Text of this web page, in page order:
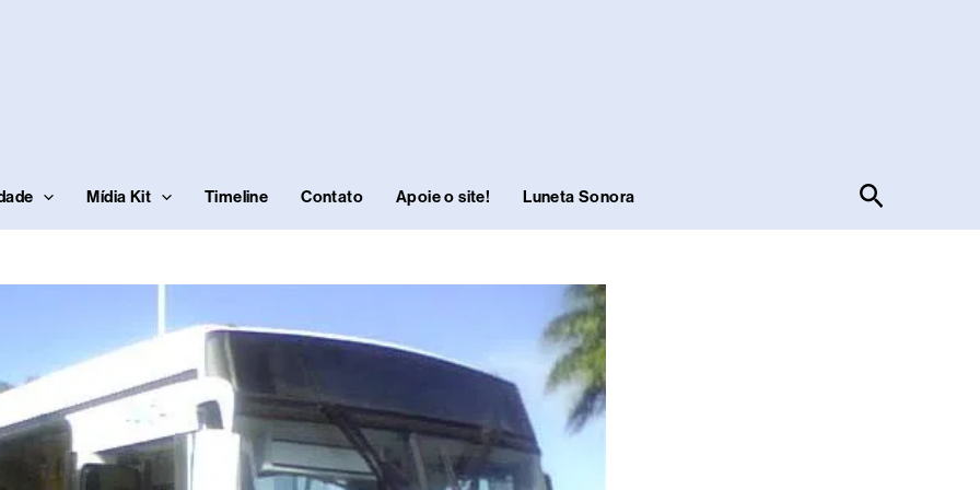
Mídia Kit Timeline Contato Apoie o site! Luneta Sonora Pesquisar